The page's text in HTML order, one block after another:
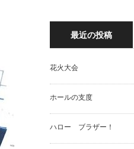
最近の投稿
花火大会
ホールの支
ハロー ブラ